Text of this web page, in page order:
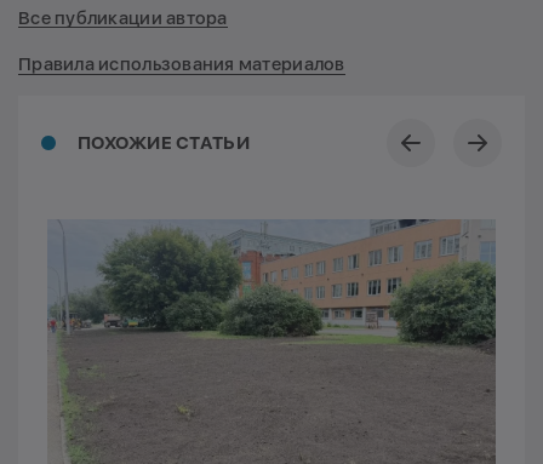
ПОХОЖИЕ СТАТЬИ
Все публикации автора
Правила использования материалов